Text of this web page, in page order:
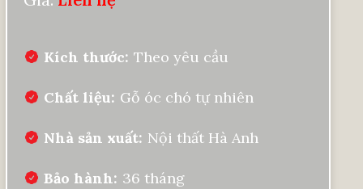
Kích thước Theo yêu cầu
Chất liệu Gỗ óc chó tự nhiên
Nhà sản xuất Nội thất Hà Anh
Bảo hành 36 tháng